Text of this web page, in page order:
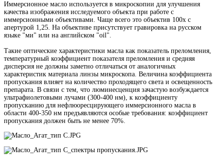
Иммерсионное масло используется в микроскопии для улучшения
качества изображения исследуемого объекта при работе с
иммерсионными объективами. Чаще всего это объектив 100х с
апертурой 1,25. На объективе присутствует гравировка на русском
языке "ми" или на английском "oil".
Такие оптические характеристики масла как показатель преломления,
температурный коэффициент показателя преломления и средняя
дисперсия не должны заметно отличаться от аналогичных
характеристик материала линзы микроскопа. Величина коэффициента
пропускания влияет на количество проходящего света и освещенность
препарата. В связи с тем, что люминесценция зачастую возбуждается
ультрафиолетовыми лучами (300-400 нм), к коэффициенту
пропусканию для нефлюоресцирующего иммерсионного масла в
области 400-350 нм предъявляются особые требования: коэффициент
пропускания должен быть не менее 70%.